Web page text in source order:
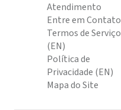
Atendimento
Entre em Contato
Termos de Serviço
(EN)
Política de
Privacidade (EN)
Mapa do Site